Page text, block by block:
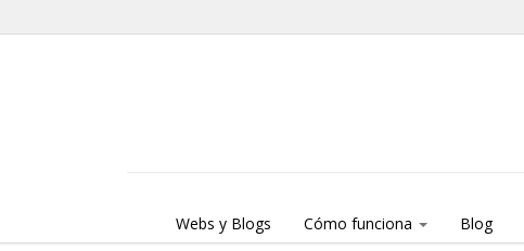
Menu
Webs y Blogs
Cómo funciona Blog